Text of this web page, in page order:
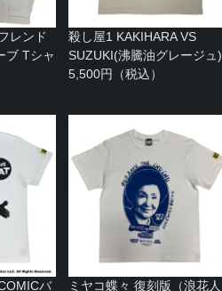
レンド
ブ Tシャ
殺し屋1 KAKIHARA VS
SUZUKI(沸騰油グレージュ)
5,500円（税込）
バ ミヤコ蝶々 復刻版（浪花人